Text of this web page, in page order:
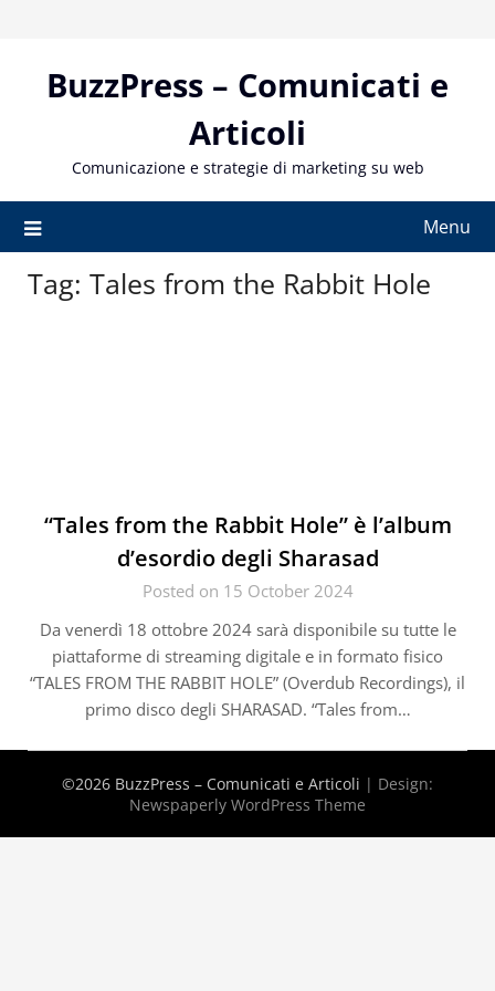
contentBuzzPress – Comunicati e
Articoli
Comunicazione e strategie di marketing su web
Menu
Tag: Tales from the Rabbit Hole
“Tales from the Rabbit Hole” è l’album
d’esordio degli Sharasad
Posted on 15 October 2024
Da venerdì 18 ottobre 2024 sarà disponibile su tutte le
piattaforme di streaming digitale e in formato fisico
“TALES FROM THE RABBIT HOLE” (Overdub Recordings), il
primo disco degli SHARASAD. “Tales from…
©2026 BuzzPress – Comunicati e Articoli | Design:
Newspaperly WordPress Theme